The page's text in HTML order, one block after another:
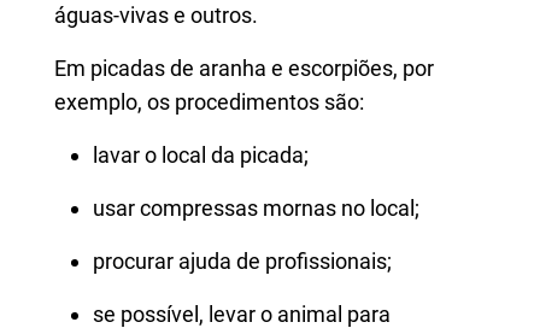
águas-vivas e outros.
Em picadas de aranha e escorpiões, por
exemplo, os procedimentos são:
lavar o local da picada;
usar compressas mornas no local;
procurar ajuda de profissionais;
se possível, levar o animal para